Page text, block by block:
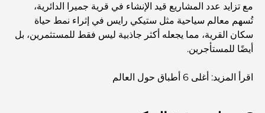
أنشطة يمكنك القيام بها في مركز دبي المالي العالمي:
استكشف أكثر مناطق دبي حيوية
للإنفاق الذكي
مع تزايد عدد المشاريع قيد الإنشاء في قرية جميرا الدائرية،
تُسهم معالم سياحية مثل ستيكي رايس في إثراء نمط حياة
سكان القرية، مما يجعله أكثر جاذبية ليس فقط للمستثمرين، بل
أيضًا للمستأجرين.
اقرأ المزيد: أغلى 6 أطباق حول العالم